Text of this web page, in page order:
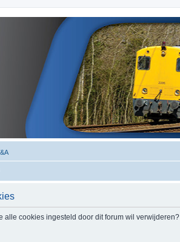
alle cookies ingesteld door dit forum wil verwijderen?